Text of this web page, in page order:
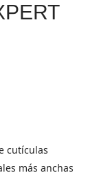
cutículas
más anchas